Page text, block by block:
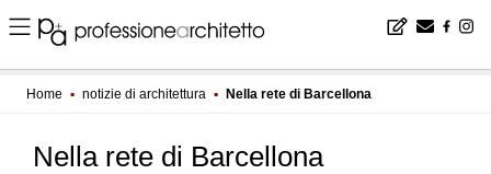
Home ▪ notizie di architettura ▪ Nella rete di Barcellona
Nella rete di Barcellona